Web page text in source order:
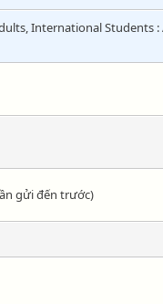
International Students
gửi đến trước)